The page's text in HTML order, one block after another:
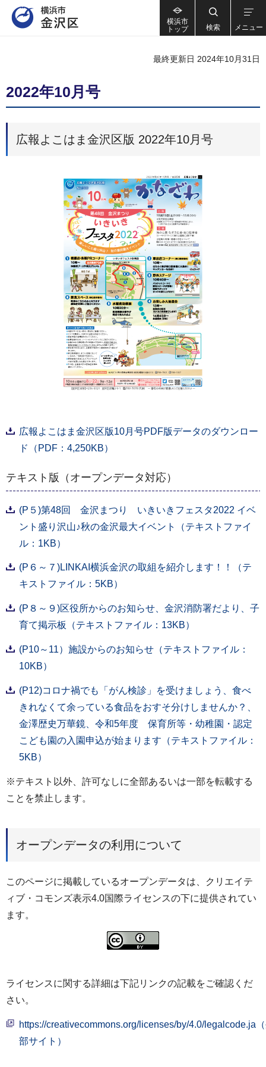
横浜市
トップ
検索 メニュー
最終更新日 2024年10月31日
2022年10月号
広報よこはま金沢区版 2022年10月号
広報よこはま金沢区版10月号PDF版データのダウンロー
ド（PDF：4,250KB）
テキスト版（オープンデータ対応）
(P５)第48回 金沢まつり いきいきフェスタ2022 イベ
ント盛り沢山♪秋の金沢最大イベント（テキストファイ
ル：1KB）
(P６～７)LINKAI横浜金沢の取組を紹介します！！（テ
キストファイル：5KB）
(P８～９)区役所からのお知らせ、金沢消防署だより、子
育て掲示板（テキストファイル：13KB）
(P10～11）施設からのお知らせ（テキストファイル：
10KB）
(P12)コロナ禍でも「がん検診」を受けましょう、食べ
きれなくて余っている食品をおすそ分けしませんか？、
金澤歴史万華鏡、令和5年度 保育所等・幼稚園・認定
こども園の入園申込が始まります（テキストファイル：
5KB）
※テキスト以外、許可なしに全部あるいは一部を転載する
ことを禁止します。
オープンデータの利用について
このページに掲載しているオープンデータは、クリエイテ
ィブ・コモンズ表示4.0国際ライセンスの下に提供されてい
ます。
ライセンスに関する詳細は下記リンクの記載をご確認くだ
さい。
https://creativecommons.org/licenses/by/4.0/legalcode.ja
部サイト）